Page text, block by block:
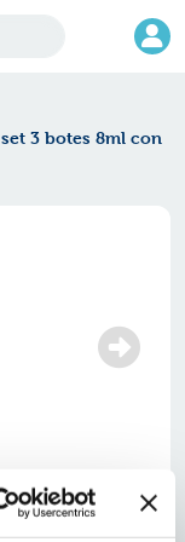
3 botes 8ml con